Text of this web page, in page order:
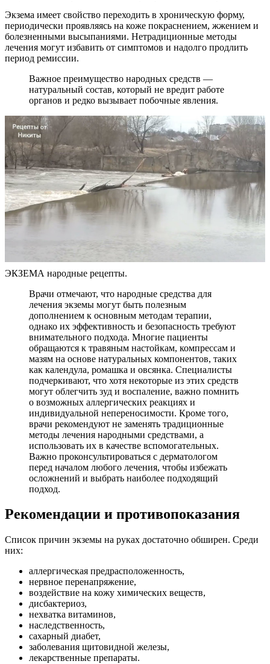
Экзема имеет свойство переходить в хроническую форму,
периодически проявляясь на коже покраснением, жжением и
болезненными высыпаниями. Нетрадиционные методы
лечения могут избавить от симптомов и надолго продлить
период ремиссии.
Важное преимущество народных средств —
натуральный состав, который не вредит работе
органов и редко вызывает побочные явления.
ЭКЗЕМА народные рецепты.
Врачи отмечают, что народные средства для
лечения экземы могут быть полезным
дополнением к основным методам терапии,
однако их эффективность и безопасность требуют
внимательного подхода. Многие пациенты
обращаются к травяным настойкам, компрессам и
мазям на основе натуральных компонентов, таких
как календула, ромашка и овсянка. Специалисты
подчеркивают, что хотя некоторые из этих средств
могут облегчить зуд и воспаление, важно помнить
о возможных аллергических реакциях и
индивидуальной непереносимости. Кроме того,
врачи рекомендуют не заменять традиционные
методы лечения народными средствами, а
использовать их в качестве вспомогательных.
Важно проконсультироваться с дерматологом
перед началом любого лечения, чтобы избежать
осложнений и выбрать наиболее подходящий
подход.
Рекомендации и противопоказания
Список причин экземы на руках достаточно обширен. Среди
них:
аллергическая предрасположенность,
нервное перенапряжение,
воздействие на кожу химических веществ,
дисбактериоз,
нехватка витаминов,
наследственность,
сахарный диабет,
заболевания щитовидной железы,
лекарственные препараты.